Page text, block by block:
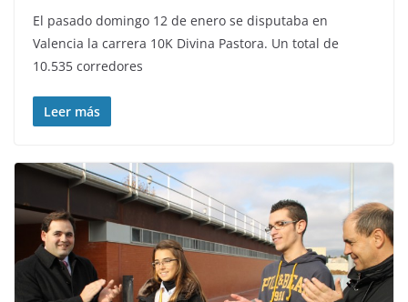
El pasado domingo 12 de enero se disputaba en
Valencia la carrera 10K Divina Pastora. Un total de
10.535 corredores
Leer más